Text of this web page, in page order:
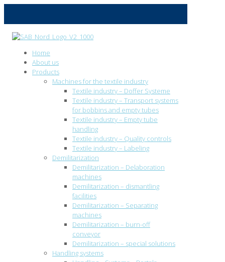
Home
About us
Products
Machines for the textile industry
Textile industry – Doffer Systeme
Textile industry – Transport systems
for bobbins and empty tubes
Textile industry – Empty tube
handling
Textile industry – Quality controls
Textile industry – Labeling
Demilitarization
Demilitarization – Delaboration
machines
Demilitarization – dismantling
facilities
Demilitarization – Separating
machines
Demilitarization – burn-off
conveyor
Demilitarization – special solutions
Handling systems